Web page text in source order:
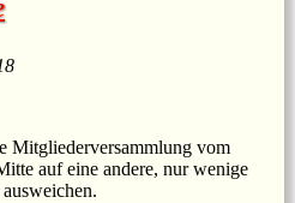
Mitgliederversammlung vom
auf eine andere, nur wenige